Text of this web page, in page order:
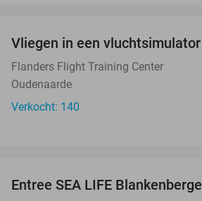
Vliegen in een vluchtsimulator
Flanders Flight Training Center
Oudenaarde
Verkocht: 140
Entree SEA LIFE Blankenberge